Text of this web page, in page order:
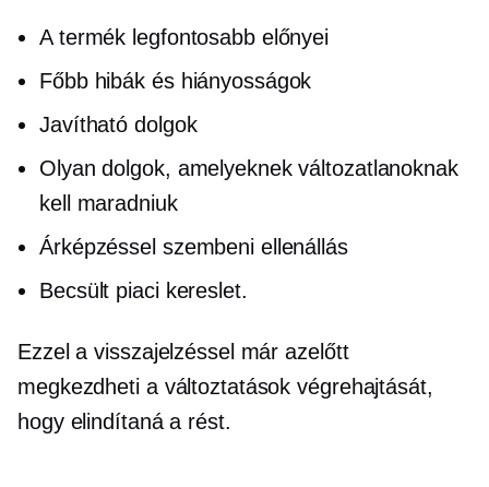
A termék legfontosabb előnyei
Főbb hibák és hiányosságok
Javítható dolgok
Olyan dolgok, amelyeknek változatlanoknak
kell maradniuk
Árképzéssel szembeni ellenállás
Becsült piaci kereslet.
Ezzel a visszajelzéssel már azelőtt
megkezdheti a változtatások végrehajtását,
hogy elindítaná a rést.